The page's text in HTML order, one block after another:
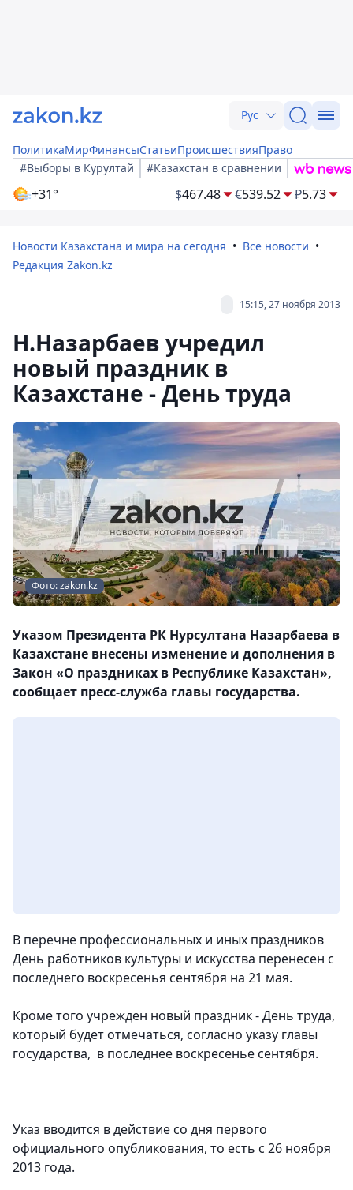
Рус
ПолитикаМирФинансыСтатьиПроисшествияПраво
#Выборы в Курултай
#Казахстан в сравнении
+31° $467.48 €539.52 ₽5.73
Новости Казахстана и мира на сегодня
Все новости
Редакция Zakon.kz
15:15, 27 ноября 2013
Н.Назарбаев учредил
новый праздник в
Казахстане - День труда
Фото: zakon.kz
Указом Президента РК Нурсултана Назарбаева в
Казахстане внесены изменение и дополнения в
Закон «О праздниках в Республике Казахстан»,
сообщает пресс-служба главы государства.
В перечне профессиональных и иных праздников
День работников культуры и искусства перенесен с
последнего воскресенья сентября на 21 мая.
Кроме того учрежден новый праздник - День труда,
который будет отмечаться, согласно указу главы
государства, в последнее воскресенье сентября.
Указ вводится в действие со дня первого
официального опубликования, то есть с 26 ноября
2013 года.